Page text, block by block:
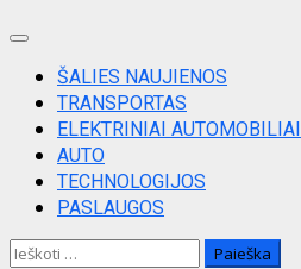
Primary
MenuŠALIES NAUJIENOS
TRANSPORTAS
ELEKTRINIAI AUTOMOBILIAI
AUTO
TECHNOLOGIJOS
PASLAUGOS
Ieškoti: